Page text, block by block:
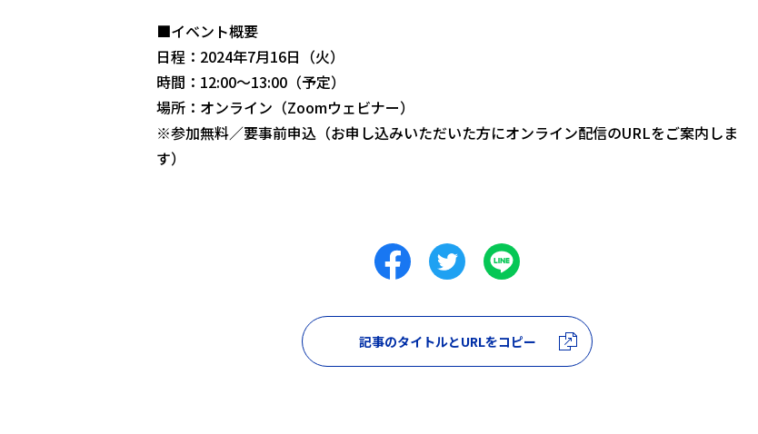
■イベント概要
日程：2024年7月16日（火）
時間：12:00〜13:00（予定）
場所：オンライン（Zoomウェビナー）
※参加無料／要事前申込（お申し込みいただいた方にオンライン配信のURLをご案内しま
す）
記事のタイトルとURLをコピー